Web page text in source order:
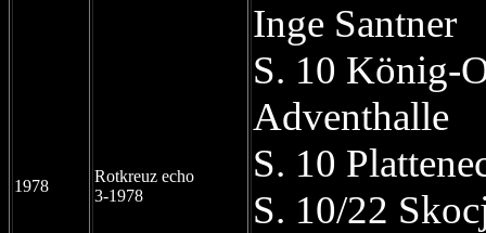
1978
Rotkreuz echo
3-1978
Inge Santner
S. 10 König-
Adventhalle
S. 10
S. 10/22